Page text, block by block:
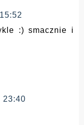
:) smacznie i
23:40